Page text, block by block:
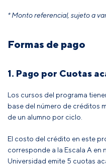
* Monto referencial, sujeto a
Formas de pago
1. Pago por Cuotas
Los cursos del programa
base del número de créditos
de un alumno por ciclo.
El costo del crédito en este
corresponde a la Escala A en
Universidad emite 5 cuotas